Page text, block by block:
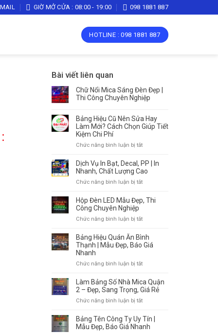
GIỜ MỞ CỬA : 08:00 - 19:00 098 1881 887
HOTLINE : 098 1881 887
Bài viết liên quan
Chữ Nổi Mica Sáng Đèn Đẹp |
Thi Công Chuyên Nghiệp
Bảng Hiệu Cũ Nên Sửa Hay
Làm Mới? Cách Chọn Giúp Tiết
Kiệm Chi Phí
Chức năng bình luận bị tắtở
Hiệu
Cũ
Sửa
Làm
Cách
Giúp
Tiết
Dịch Vụ In Bạt, Decal, PP | In
Nhanh, Chất Lượng Cao
Chức năng bình luận bị tắtở
Vụ
Decal,
|
In
Chất
Cao
Hộp Đèn LED Mẫu Đẹp, Thi
Công Chuyên Nghiệp
Chức năng bình luận bị tắtở
Đèn
LED
Chuyên
Nghiệp
Bảng Hiệu Quán Ăn Bình
Thạnh | Mẫu Đẹp, Báo Giá
Nhanh
Chức năng bình luận bị tắtở
Hiệu
Quán
Bình
Mẫu
Làm Bảng Số Nhà Mica Quận
2 – Đẹp, Sang Trọng, Giá Rẻ
Chức năng bình luận bị tắtở
Bảng
Số
Bảng Tên Công Ty Uy Tín |
Mẫu Đẹp, Báo Giá Nhanh